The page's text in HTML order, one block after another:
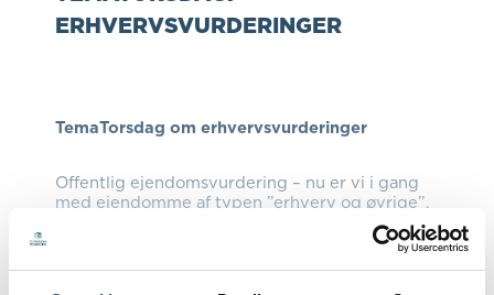
ERHVERVSVURDERINGER
TemaTorsdag om erhvervsvurderinger
Offentlig ejendomsvurdering – nu er vi i gang
med ejendomme af typen ”erhverv og øvrige”.
Der går pt. ikke en dag uden, at de offentlige
ejendomsvurderinger nævnes i pressen og på
sociale medier. Der er mange historier og der er
mange vinkler – så hvad går det egentlig ud på?